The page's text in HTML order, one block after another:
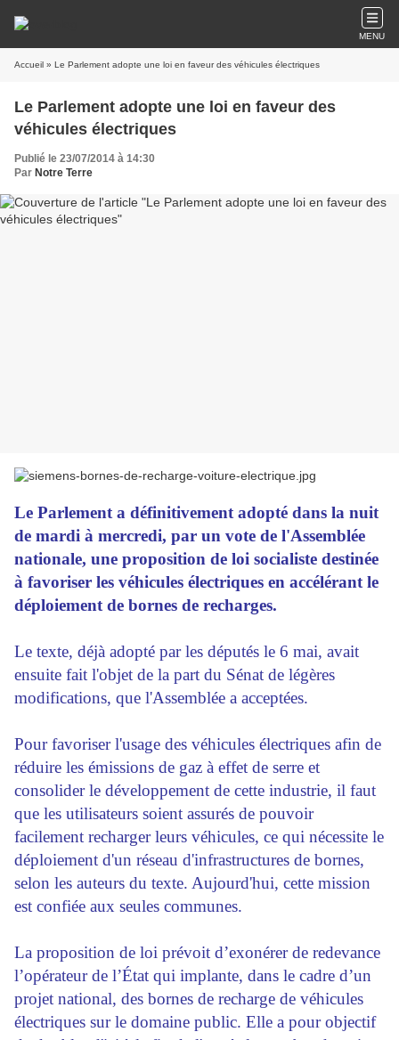
MENU
Accueil » Le Parlement adopte une loi en faveur des véhicules électriques
Le Parlement adopte une loi en faveur des
véhicules électriques
Publié le 23/07/2014 à 14:30
Par Notre Terre
Le Parlement a définitivement adopté dans la nuit
de mardi à mercredi, par un vote de l'Assemblée
nationale, une proposition de loi socialiste destinée
à favoriser les véhicules électriques en accélérant le
déploiement de bornes de recharges.
Le texte, déjà adopté par les députés le 6 mai, avait
ensuite fait l'objet de la part du Sénat de légères
modifications, que l'Assemblée a acceptées.
Pour favoriser l'usage des véhicules électriques afin de
réduire les émissions de gaz à effet de serre et
consolider le développement de cette industrie, il faut
que les utilisateurs soient assurés de pouvoir
facilement recharger leurs véhicules, ce qui nécessite le
déploiement d'un réseau d'infrastructures de bornes,
selon les auteurs du texte. Aujourd'hui, cette mission
est confiée aux seules communes.
La proposition de loi prévoit d’exonérer de redevance
l’opérateur de l’État qui implante, dans le cadre d’un
projet national, des bornes de recharge de véhicules
électriques sur le domaine public. Elle a pour objectif